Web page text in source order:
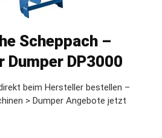
Scheppach –
Dumper DP3000
beim Hersteller bestellen –
> Dumper Angebote jetzt